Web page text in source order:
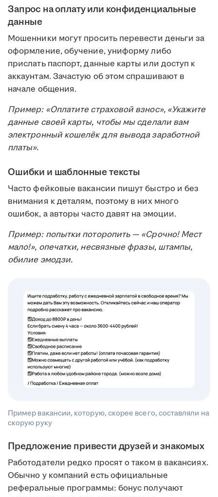
Запрос на оплату или конфиденциальные
данные
Мошенники могут просить перевести деньги за
оформление, обучение, униформу либо
прислать паспорт, данные карты или доступ к
аккаунтам. Зачастую об этом спрашивают в
начале общения.
Пример: «Оплатите страховой взнос», «Укажите
данные своей карты, чтобы мы сделали вам
электронный кошелёк для вывода заработной
платы».
Ошибки и шаблонные тексты
Часто фейковые вакансии пишут быстро и без
внимания к деталям, поэтому в них много
ошибок, а авторы часто давят на эмоции.
Пример: попытки поторопить — «Срочно! Мест
мало!», опечатки, несвязные фразы, штампы,
обилие эмодзи.
Пример вакансии, которую, скорее всего, составляли на
скорую руку
Предложение привести друзей и знакомых
Работодатели редко просят о таком в вакансиях.
Обычно у компаний есть официальные
реферальные программы: бонус получают